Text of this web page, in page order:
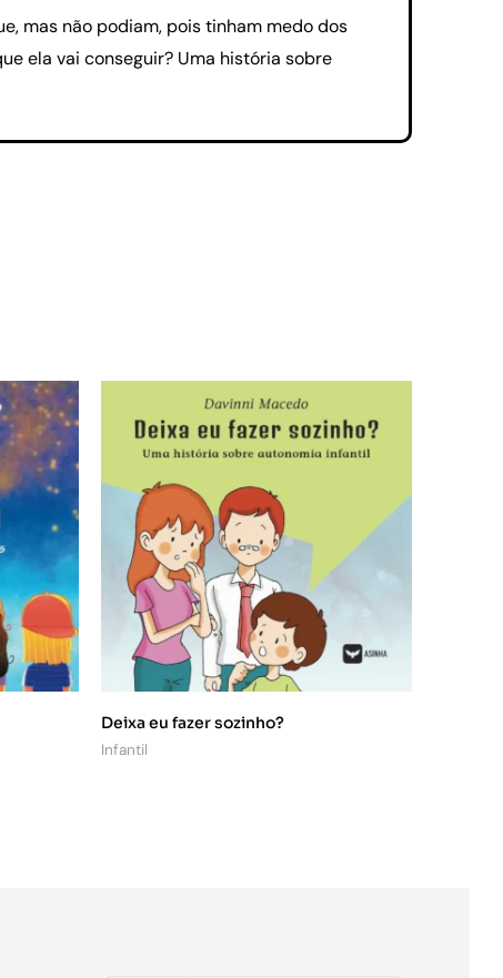
mas não podiam, pois tinham medo dos
ela vai conseguir? Uma história sobre
Deixa eu fazer sozinho?
Infantil